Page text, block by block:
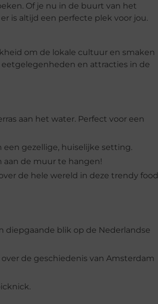
Of je nu in de buurt van het
is altijd een perfecte plek voor jou.
om de lokale cultuur en smaken
en attracties in de
aan het water. Perfect voor een
gezellige, huiselijke setting.
de muur te hangen!
de hele wereld in deze trendy food
diepgaande blik op de Nederlandse
de geschiedenis van Amsterdam